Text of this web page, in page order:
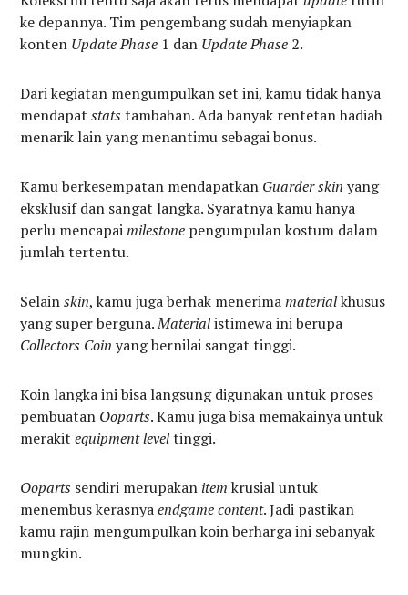
ke depannya. Tim pengembang sudah menyiapkan
konten Update Phase 1 dan Update Phase 2.
Dari kegiatan mengumpulkan set ini, kamu tidak hanya
mendapatstats tambahan. Ada banyak rentetan hadiah
menarik lain yang menantimu sebagai bonus.
Kamu berkesempatan mendapatkan Guarder skin yang
eksklusif dan sangat langka. Syaratnya kamu hanya
perlu mencapaimilestone pengumpulan kostum dalam
jumlah tertentu.
Selainskin, kamu juga berhak menerimamaterialkhusus
yang super berguna.Materialistimewa ini berupa
Collectors Coin yang bernilai sangat tinggi.
Koin langka ini bisa langsung digunakan untuk proses
pembuatan Ooparts. Kamu juga bisa memakainya untuk
merakitequipment leveltinggi.
Ooparts sendiri merupakan item krusial untuk
menembus kerasnyaendgame content. Jadi pastikan
kamu rajin mengumpulkan koin berharga ini sebanyak
mungkin.